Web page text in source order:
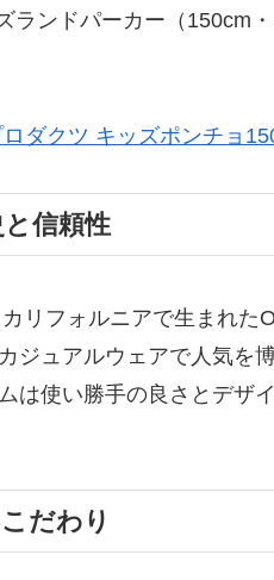
ランドパーカー（150cm
ダクツ キッズポンチョ
信頼性
リフォルニアで生まれ
ジュアルウェアで人気を博
は使い勝手の良さとデザ
だわり